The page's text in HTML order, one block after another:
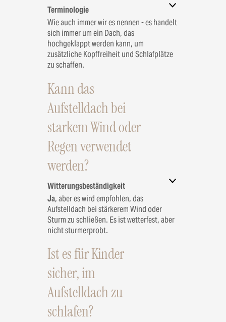
Terminologie
Wie auch immer wir es nennen - es handelt
sich immer um ein Dach, das
hochgeklappt werden kann, um
zusätzliche Kopffreiheit und Schlafplätze
zu schaffen.
Kann das
Aufstelldach bei
starkem Wind oder
Regen verwendet
werden?
Witterungsbeständigkeit
Ja, aber es wird empfohlen, das
Aufstelldach bei stärkerem Wind oder
Sturm zu schließen. Es ist wetterfest, aber
nicht sturmerprobt.
Ist es für Kinder
sicher, im
Aufstelldach zu
schlafen?